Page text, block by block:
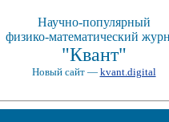
Научно-популярный
физико-математический
"Квант"
Новый сайт — kvant.digital